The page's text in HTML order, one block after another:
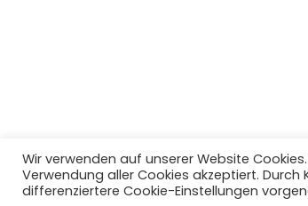
IMPRESSUM
DATENSCHUTZERKLÄRUNG
Wir verwenden auf unserer Website
Verwendung aller Cookies akzeptiert. Durch
differenziertere Cookie-Einstellungen